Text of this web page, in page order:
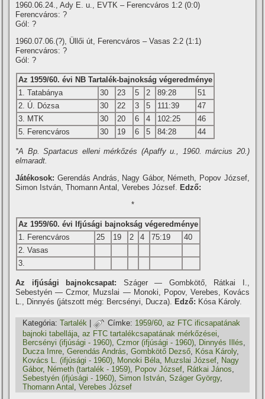
1960.06.24., Ady E. u., EVTK – Ferencváros 1:2 (0:0)
Ferencváros: ?
Gól: ?
1960.07.06.(?), Üllői út, Ferencváros – Vasas 2:2 (1:1)
Ferencváros: ?
Gól: ?
Az 1959/60. évi NB Tartalék-bajnokság végeredménye
1. Tatabánya
30 23 5 2 89:28
51
2. Ú. Dózsa
30 22 3 5 111:39
47
3. MTK
30 20 6 4 102:25
46
5. Ferencváros
30 19 6 5 84:28 44
*A Bp. Spartacus elleni mérkőzés (Apaffy u., 1960. március 20.)
elmaradt.
Játékosok: Gerendás András, Nagy Gábor, Németh, Popov József,
Simon István, Thomann Antal, Verebes József. Edző:
*
Az 1959/60. évi Ifjúsági bajnokság végeredménye
1. Ferencváros
25 19 2 4 75:19
40
2. Vasas
3.
Az ifjúsági bajnokcsapat: Száger — Gombkötő, Rátkai I.,
Sebestyén — Czmor, Muzslai — Monoki, Popov, Verebes, Kovács
L., Dinnyés (játszott még: Bercsényi, Ducza). Edző: Kósa Károly.
Kategória: Tartalék | Címke: 1959/60,az FTC ificsapatának
bajnoki tabellája,az FTC tartalékcsapatának mérkőzései,
Bercsényi (ifjúsági - 1960),Czmor (ifjúsági - 1960), Dinnyés Illés,
Ducza Imre,Gerendás András,Gombkötő Dezső, Kósa Károly,
Kovács L. (ifjúsági - 1960), Monoki Béla, Muzslai József, Nagy
Gábor, Németh (tartalék - 1959), Popov József, Rátkai János,
Sebestyén (ifjúsági - 1960),Simon István,Száger György,
Thomann Antal ,Verebes József